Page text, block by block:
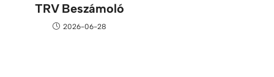
TRV Beszámoló
2026-06-28